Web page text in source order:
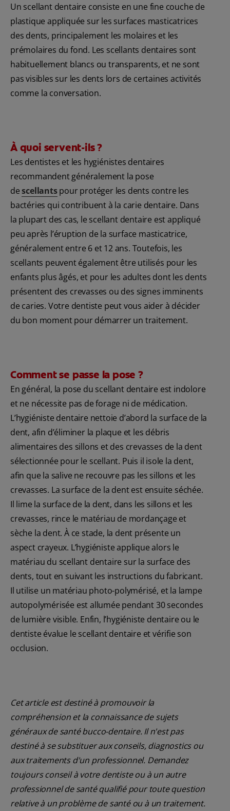
Un scellant dentaire consiste en une fine couche de
plastique appliquée sur les surfaces masticatrices
des dents, principalement les molaires et les
prémolaires du fond. Les scellants dentaires sont
habituellement blancs ou transparents, et ne sont
pas visibles sur les dents lors de certaines activités
comme la conversation.
À quoi servent-ils ?
Les dentistes et les hygiénistes dentaires
recommandent généralement la pose
descellantspour protéger les dents contre les
bactéries qui contribuent à la carie dentaire. Dans
la plupart des cas, le scellant dentaire est appliqué
peu après l’éruption de la surface masticatrice,
généralement entre 6 et 12 ans. Toutefois, les
scellants peuvent également être utilisés pour les
enfants plus âgés, et pour les adultes dont les dents
présentent des crevasses ou des signes imminents
de caries. Votre dentiste peut vous aider à décider
du bon moment pour démarrer un traitement.
Comment se passe la pose ?
En général, la pose du scellant dentaire est indolore
et ne nécessite pas de forage ni de médication.
L’hygiéniste dentaire nettoie d’abord la surface de la
dent, afin d’éliminer la plaque et les débris
alimentaires des sillons et des crevasses de la dent
sélectionnée pour le scellant. Puis il isole la dent,
afin que la salive ne recouvre pas les sillons et les
crevasses. La surface de la dent est ensuite séchée.
Il lime la surface de la dent, dans les sillons et les
crevasses, rince le matériau de mordançage et
sèche la dent. À ce stade, la dent présente un
aspect crayeux. L’hygiéniste applique alors le
matériau du scellant dentaire sur la surface des
dents, tout en suivant les instructions du fabricant.
Il utilise un matériau photo-polymérisé, et la lampe
autopolymérisée est allumée pendant 30 secondes
de lumière visible. Enfin, l’hygiéniste dentaire ou le
dentiste évalue le scellant dentaire et vérifie son
occlusion.
Cet article est destiné à promouvoir la
compréhension et la connaissance de sujets
généraux de santé bucco-dentaire. Il n'est pas
destiné à se substituer aux conseils, diagnostics ou
aux traitements d'un professionnel. Demandez
toujours conseil à votre dentiste ou à un autre
professionnel de santé qualifié pour toute question
relative à un problème de santé ou à un traitement.